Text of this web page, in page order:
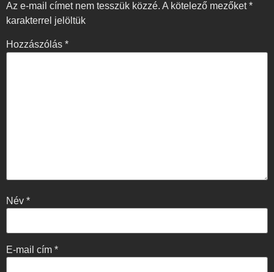
Az e-mail címet nem tesszük közzé. A kötelező mezőket*
karakterrel jelöltük
Hozzászólás *
Név *
E-mail cím *